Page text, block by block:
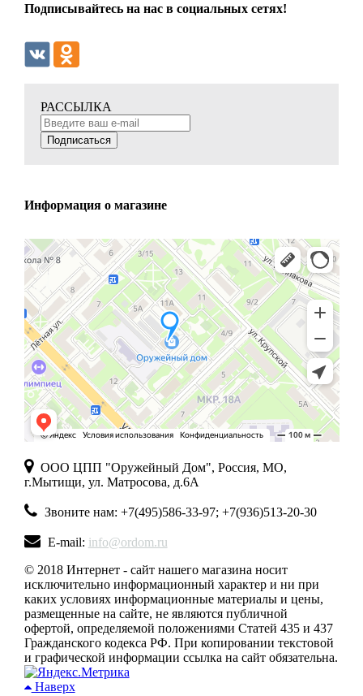
Подписывайтесь на нас в социальных сетях!
РАССЫЛКА
Подписаться
Информация о магазине
ООО ЦПП "Оружейный Дом", Россия, МО,
г.Мытищи, ул. Матросова, д.6А
Звоните нам: +7(495)586-33-97; +7(936)513-20-30
E-mail: info@ordom.ru
© 2018 Интернет - сайт нашего магазина носит
исключительно информационный характер и ни при
каких условиях информационные материалы и цены,
размещенные на сайте, не являются публичной
офертой, определяемой положениями Статей 435 и 437
Гражданского кодекса РФ. При копировании текстовой
и графической информации ссылка на сайт обязательна.
Наверх